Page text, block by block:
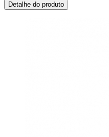
Detalhe do produto